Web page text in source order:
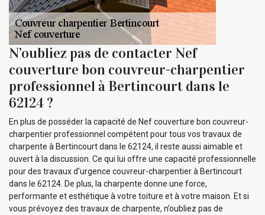
N’oubliez pas de contacter Nef
couverture bon couvreur-charpentier
professionnel à Bertincourt dans le
62124 ?
En plus de posséder la capacité de Nef couverture bon couvreur-
charpentier professionnel compétent pour tous vos travaux de
charpente à Bertincourt dans le 62124, il reste aussi aimable et
ouvert à la discussion. Ce qui lui offre une capacité professionnelle
pour des travaux d'urgence couvreur-charpentier à Bertincourt
dans le 62124. De plus, la charpente donne une force,
performante et esthétique à votre toiture et à votre maison. Et si
vous prévoyez des travaux de charpente, n’oubliez pas de